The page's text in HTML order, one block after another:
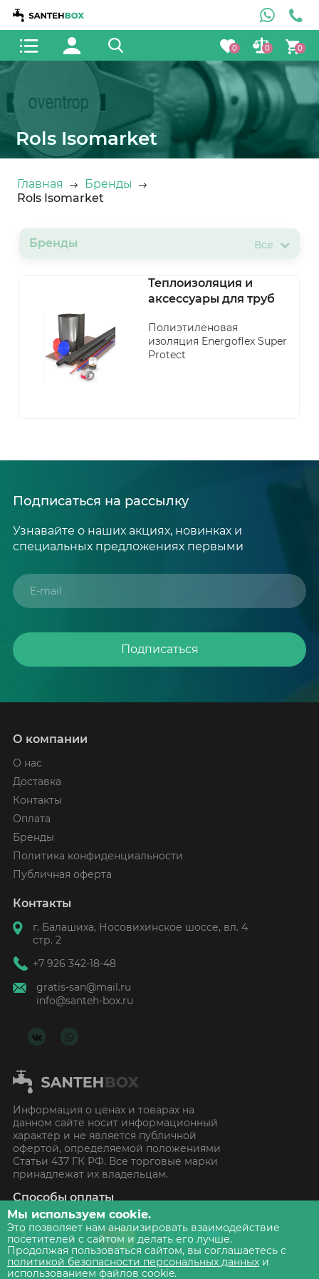
0 0 0
Rols Isomarket
Главная
Бренды
Rols Isomarket
Бренды Все
Теплоизоляция и
аксессуары для труб
Полиэтиленовая
изоляция Energoflex Super
Protect
Подписаться на рассылку
Узнавайте о наших акциях, новинках и
специальных предложениях первыми
Подписаться
Информация о ценах и товарах на
данном сайте носит информационный
характер и не является публичной
офертой, определяемой положениями
Статьи 437 ГК РФ. Все торговые марки
принадлежат их владельцам.
Способы оплаты
О компании
О нас
Доставка
Контакты
Оплата
Бренды
Политика конфиденциальности
Публичная оферта
Контакты
г. Балашиха, Носовихинское шоссе, вл. 4
стр. 2
+7 926 342-18-48
gratis-san@mail.ru
info@santeh-box.ru
Мы используем cookie.
Это позволяет нам анализировать взаимодействие
посетителей с сайтом и делать его лучше.
Продолжая пользоваться сайтом, вы соглашаетесь с
политикой безопасности персональных данных и
использованием файлов cookie.